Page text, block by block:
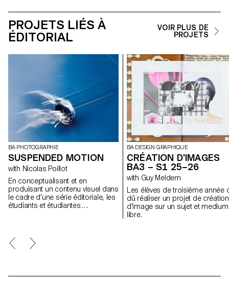
PROJETS LIÉS À
ÉDITORIAL
VOIR PLUS DE
PROJETS
BA PHOTOGRAPHIE
SUSPENDED MOTION
with Nicolas Poillot
En conceptualisant et en
produisant un contenu visuel dans
le cadre d’une série éditoriale, les
étudiants et étudiantes
appliquée, en étroite collaboration
avec le Directeur Artistique Nicolas
BA DESIGN GRAPHIQUE
CRÉATION D'IMAGES
BA3 – S1 25–26
with Guy Meldem
Les élèves de troisième année
dû réaliser un projet de création
d'image sur un sujet et medium
libre.